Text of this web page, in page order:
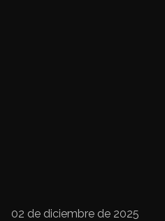
02 de diciembre de 2025